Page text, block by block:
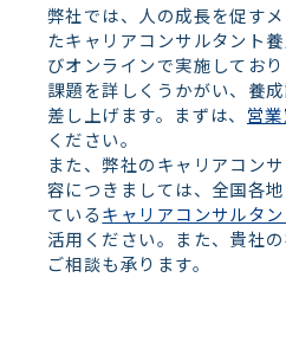
弊社では、人の成長を促す
たキャリアコンサルタント
びオンラインで実施してお
課題を詳しくうかがい、養
差し上げます。まずは、 営
ください。
また、弊社のキャリアコン
容につきましては、全国各
ているキャリアコンサルタ
活用ください。また、貴社
ご相談も承ります。